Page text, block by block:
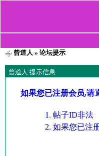
曾道人 » 论坛提示
曾道人 提示信息
如果您已注册会员,请
帖子ID非法
如果您已注